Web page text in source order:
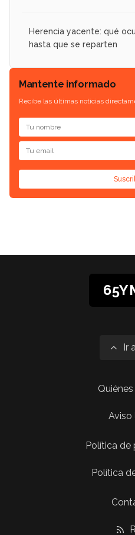
Herencia yacente: qué
hasta que se reparten
Mantente informado
Recibe las últimas noticias
Ir
Aviso
Política de
Política